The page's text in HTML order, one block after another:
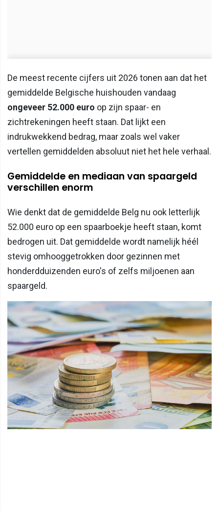
De meest recente cijfers uit 2026 tonen aan dat het
gemiddelde Belgische huishouden vandaag
ongeveer 52.000 euro op zijn spaar- en
zichtrekeningen heeft staan. Dat lijkt een
indrukwekkend bedrag, maar zoals wel vaker
vertellen gemiddelden absoluut niet het hele verhaal.
Gemiddelde en mediaan van spaargeld
verschillen enorm
Wie denkt dat de gemiddelde Belg nu ook letterlijk
52.000 euro op een spaarboekje heeft staan, komt
bedrogen uit. Dat gemiddelde wordt namelijk héél
stevig omhooggetrokken door gezinnen met
honderdduizenden euro's of zelfs miljoenen aan
spaargeld.